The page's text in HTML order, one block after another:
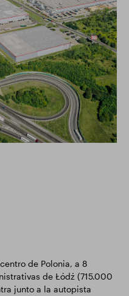
de Polonia, a 8
de Łódź (715.000
junto a la autopista